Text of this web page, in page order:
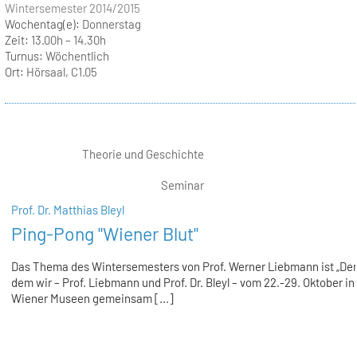
Wintersemester 2014/2015
Wochentag(e): Donnerstag
Zeit: 13.00h – 14.30h
Turnus: Wöchentlich
Ort: Hörsaal, C1.05
Theorie und Geschichte
Seminar
Prof. Dr. Matthias Bleyl
Ping-Pong "Wiener Blut"
Das Thema des Wintersemesters von Prof. Werner Liebmann ist
dem wir – Prof. Liebmann und Prof. Dr. Bleyl – vom 22.-29. Oktober
Wiener Museen gemeinsam [...]